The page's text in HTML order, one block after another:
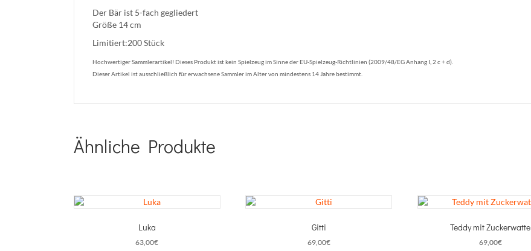
Der Bär ist 5-fach gegliedert
Größe 14 cm
Limitiert:200 Stück
Hochwertiger Sammlerartikel! Dieses Produkt ist kein Spielzeug im Sinne der EU-Spielzeug-Richtlinien (2009/48/EG Anhang I, 2 c + d).
Dieser Artikel ist ausschließlich für erwachsene Sammler im Alter von mindestens 14 Jahre bestimmt.
Ähnliche Produkte
Luka
63,00€
Gitti
69,00€
Teddy mit Zuckerwatte
69,00€